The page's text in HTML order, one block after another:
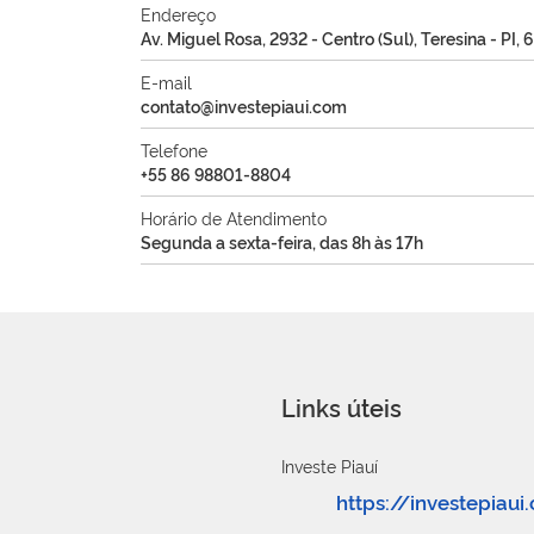
Endereço
Av. Miguel Rosa, 2932 - Centro (Sul), Teresina -
E-mail
contato@investepiaui.com
Telefone
+55 86 98801-8804
Horário de Atendimento
Segunda a sexta-feira, das 8h às 17h
Links úteis
Investe Piauí
https://